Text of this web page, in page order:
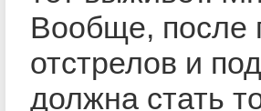
Вообще, после
отстрелов и
должна стать